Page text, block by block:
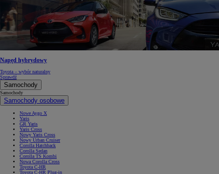
Napęd hybrydowy
Toyota – wybór naturalny
Sprawdź
Samochody
Samochody
Samochody osobowe
Nowe Aygo X
Yaris
GR Yaris
Yaris Cross
Nowy Yaris Cross
Nowy Urban Cruiser
Corolla Hatchback
Corolla Sedan
Corolla TS Kombi
Nowa Corolla Cross
Toyota C-HR
Toyota C-HR Plug-in